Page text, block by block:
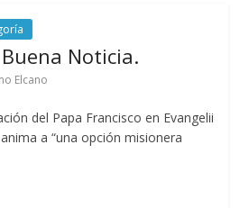
Noticia.
Elcano
del Papa Francisco en Evangelii
a “una opción misionera